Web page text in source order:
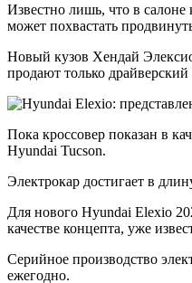
Известно лишь, что в
может похвастать
Новый кузов Хендай
продают только
Пока кроссовер показан в
Hyundai Tucson.
Электрокар достигает в
Для нового Hyundai Elexio
качестве концепта, уже
Серийное производство
ежегодно.